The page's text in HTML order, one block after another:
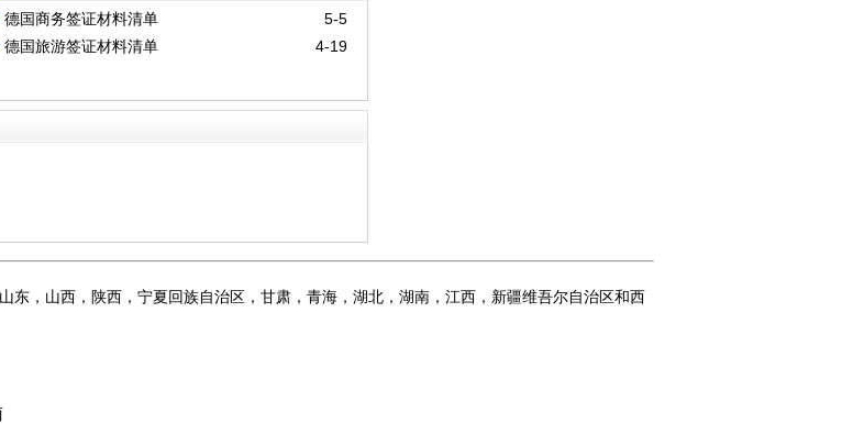
5-5
德国商务签证材料清单
4-19
德国旅游签证材料清单
东，山西，陕西，宁夏回族自治区，甘肃，青海，湖北，湖南，江西，新疆维吾尔自治区和西